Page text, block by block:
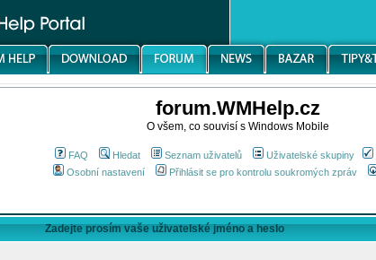
forum.WMHelp.cz
O všem, co souvisí s Windows Mobile
FAQ Hledat Seznam uživatelů Uživatelské skupiny
Osobní nastavení
Přihlásit se pro kontrolu soukromých zpráv
Zadejte prosím vaše uživatelské jméno a heslo